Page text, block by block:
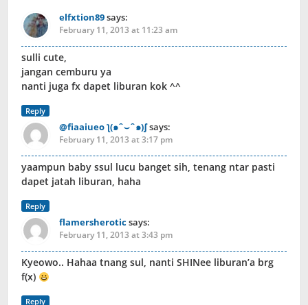
elfxtion89says:
February 11, 2013 at 11:23 am
sulli cute,
jangan cemburu ya
nanti juga fx dapet liburan kok ^^
Reply
@fiaaiueo ƪ(๑ˆ⌣ˆ๑)∫says:
February 11, 2013 at 3:17 pm
yaampun baby ssul lucu banget sih, tenang ntar pasti
dapet jatah liburan, haha
Reply
flamersheroticsays:
February 11, 2013 at 3:43 pm
Kyeowo.. Hahaa tnang sul, nanti SHINee liburan’a brg
f(x)
Reply